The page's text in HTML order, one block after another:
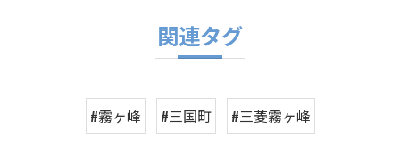
関連タグ
#霧ヶ峰 #三国町 #三菱霧ヶ峰